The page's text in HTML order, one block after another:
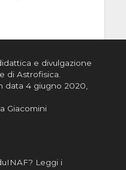
e divulgazione
di Astrofisica
data 4 giugno 2020,
Giacomini
Leggi i